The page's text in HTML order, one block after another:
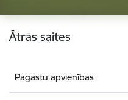
Kājene
Ātrās saites
Pagastu apvienības